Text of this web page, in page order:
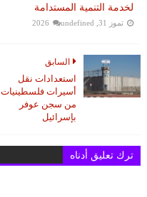
لخدمة التنمية المستدامة
تموز 31, 2026 undefined
السابق
استعدادات نقل
أسيرات فلسطينيات
من سجن عوفر
بإسرائيل
ترك تعليق أدناه